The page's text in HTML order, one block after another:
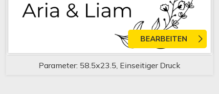
Parameter: 58.5x23.5, Einseitiger Druck
BEARBEITEN